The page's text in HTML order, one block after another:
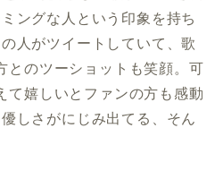
ングな人という印象を持ち
人がツイートしていて、歌
とのツーショットも笑顔。可
て嬉しいとファンの方も感動
しさがにじみ出てる、そん